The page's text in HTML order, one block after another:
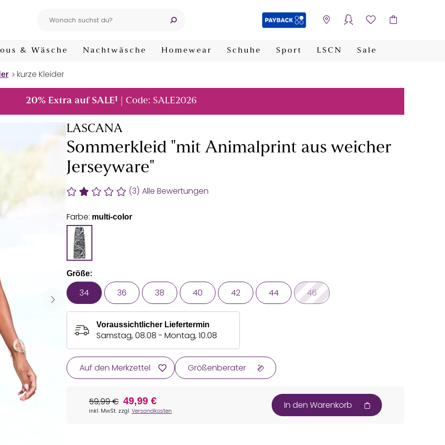
& Wäsche Nachtwäsche Homewear Schuhe Sport LSCN Sale
kurze Kleider
20% Extra auf SALE1 | Code: SALE2026
LASCANA
Sommerkleid "mit Animalprint aus weicher
Jerseyware"
(3) Alle Bewertungen
Farbe: multi-color
Größe:
34 36 38 40 42 44 46
Voraussichtlicher Liefertermin
Samstag, 08.08 - Montag, 10.08
Auf den Merkzettel Größenberater
59,99 € 49,99 €
inkl. MwSt. zzgl.Versandkosten In den Warenkorb